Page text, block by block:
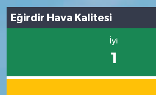
Eğirdir Hava Kalitesi
İyi
1